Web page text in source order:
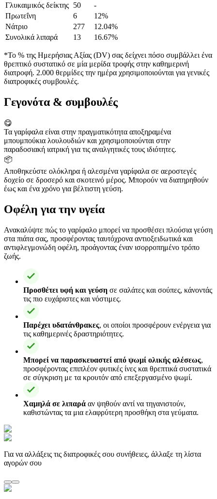
Γλυκαιμικός δείκτης 50
-
Πρωτεΐνη
6
12%
Νάτριο
277
12.04%
Συνολικά λιπαρά
13 16.67%
*Το % της Ημερήσιας Αξίας (DV) σας δείχνει πόσο συμβάλλει ένα
θρεπτικό συστατικό σε μία μερίδα τροφής στην καθημερινή
διατροφή. 2.000 θερμίδες την ημέρα χρησιμοποιούνται για γενικές
διατροφικές συμβουλές.
Γεγονότα & συμβουλές
😋
Τα γαρίφαλα είναι στην πραγματικότητα αποξηραμένα
μπουμπούκια λουλουδιών και χρησιμοποιούνται στην
παραδοσιακή ιατρική για τις αναλγητικές τους ιδιότητες.
📦
Αποθηκεύστε ολόκληρα ή αλεσμένα γαρίφαλα σε αεροστεγές
δοχείο σε δροσερό και σκοτεινό μέρος. Μπορούν να διατηρηθούν
έως και ένα χρόνο για βέλτιστη γεύση.
Οφέλη για την υγεία
Ανακαλύψτε πώς το γαρίφαλο μπορεί να προσθέσει πλούσια γεύση
στα πιάτα σας, προσφέροντας ταυτόχρονα αντιοξειδωτικά και
αντιφλεγμονώδη οφέλη, προάγοντας έναν ισορροπημένο τρόπο
ζωής.
Προσθέτει υφή και γεύση σε σαλάτες και σούπες, κάνοντάς
τις πιο ευχάριστες και νόστιμες.
Παρέχει υδατάνθρακες, οι οποίοι προσφέρουν ενέργεια για
τις καθημερινές δραστηριότητες.
Μπορεί να παρασκευαστεί από ψωμί ολικής αλέσεως,
προσφέροντας επιπλέον φυτικές ίνες και θρεπτικά συστατικά
σε σύγκριση με τα κρουτόν από επεξεργασμένο ψωμί.
Χαμηλά σε λιπαρά αν ψηθούν αντί να τηγανιστούν,
καθιστώντας τα μια ελαφρύτερη προσθήκη στα γεύματα.
Για να αλλάξεις τις διατροφικές σου συνήθειες, άλλαξε τη λίστα
αγορών σου